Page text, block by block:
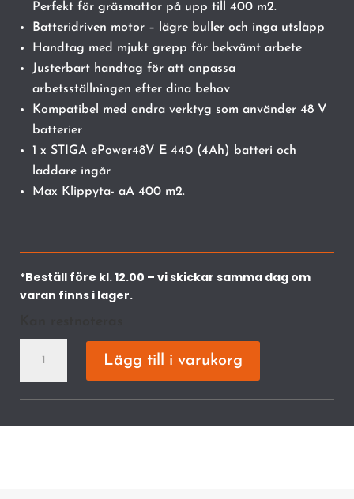
Perfekt för gräsmattor på upp till 400 m2.
Batteridriven motor – lägre buller och inga utsläpp
Handtag med mjukt grepp för bekvämt arbete
Justerbart handtag för att anpassa
arbetsställningen efter dina behov
Kompatibel med andra verktyg som använder 48 V
batterier
1 x STIGA ePower48V E 440 (4Ah) batteri och
laddare ingår
Max Klippyta- aA 400 m2.
*Beställ före kl. 12.00 – vi skickar samma dag om
varan finns i lager.
Kit
48V-
Lägg till i varukorg